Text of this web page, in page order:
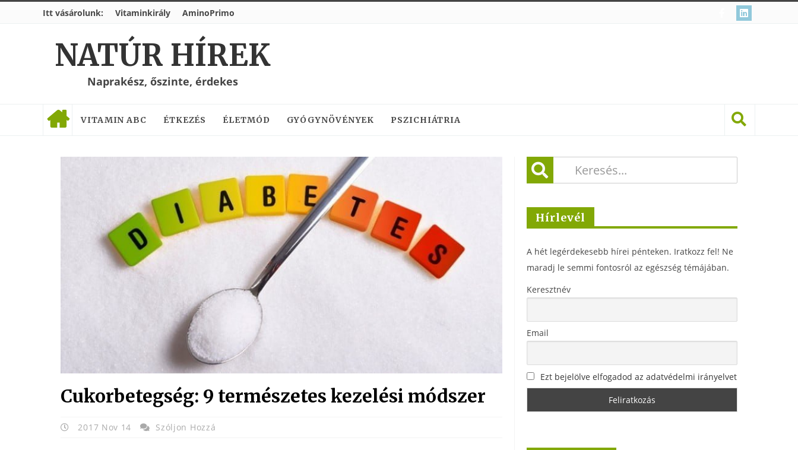
Itt vásárolunk: Vitaminkirály AminoPrimo
NATÚR HÍREK
Naprakész, őszinte, érdekes
VITAMIN ABC ÉTKEZÉS ÉLETMÓD GYÓGYNÖVÉNYEK PSZICHIÁTRIA
Cukorbetegség: 9 természetes kezelési módszer
2017 Nov 14 Szóljon Hozzá
Hírlevél
A hét legérdekesebb hírei pénteken. Iratkozz fel! Ne
maradj le semmi fontosról az egészség témájában.
Keresztnév
Email
Ezt bejelölve elfogadod az adatvédelmi irányelvet